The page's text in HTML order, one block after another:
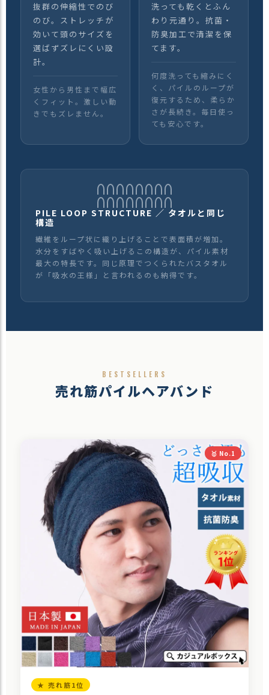
抜群の伸縮性でのび
のび。ストレッチが
効いて頭のサイズを
選ばずズレにくい設
計。
女性から男性まで幅広
くフィット。激しい動
きでもズレません。
洗っても乾くとふん
わり元通り。抗菌・
防臭加工で清潔を保
てます。
何度洗っても縮みにく
く、パイルのループが
復元するため、柔らか
さが長続き。毎日使っ
ても安心です。
PILE LOOP STRUCTURE ／ タオルと同じ
構造
繊維をループ状に織り上げることで表面積が増加。
水分をすばやく吸い上げるこの構造が、パイル素材
最大の特長です。同じ原理でつくられたバスタオル
が「吸水の王様」と言われるのも納得です。
BESTSELLERS
売れ筋パイルヘアバンド
🥇 No.1
★ 売れ筋1位